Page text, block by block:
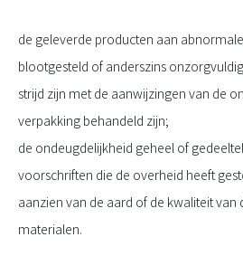
de geleverde producten aan
blootgesteld of anderszins
strijd zijn met de aanwijzingen van de
verpakking behandeld zijn;
de ondeugdelijkheid geheel of
voorschriften die de overheid heeft
aanzien van de aard of de kwaliteit van
materialen.